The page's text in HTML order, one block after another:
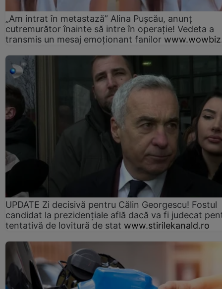
„Am intrat în metastază” Alina Pușcău, anunț
cutremurător înainte să intre în operație! Vedeta a
transmis un mesaj emoționant fanilor
UPDATE Zi decisivă pentru Călin Georgescu! Fostul
candidat la prezidențiale află dacă va fi judecat
tentativă de lovitură de stat www.stirilekanald.ro